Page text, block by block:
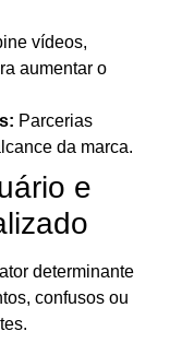
vídeos,
aumentar o
Parcerias
da marca.
e
determinante
confusos ou